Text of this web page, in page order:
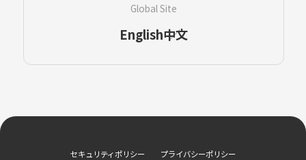
Global Site
English中文
セキュリティポリシー
プライバシーポリシー